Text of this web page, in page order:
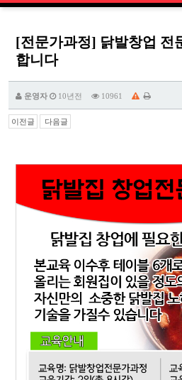
[전문가과정] 닭발창업 전
합니다
운영자 10년전 10961
이전글 다음글